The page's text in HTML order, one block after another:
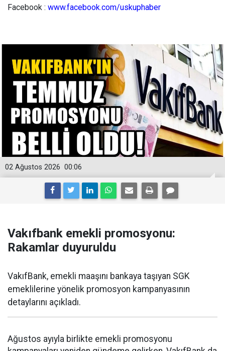
Facebook : www.facebook.com/uskuphaber
00:06
02 Ağustos 2026
Vakıfbank emekli promosyonu:
Rakamlar duyuruldu
VakıfBank, emekli maaşını bankaya taşıyan SGK
emeklilerine yönelik promosyon kampanyasının
detaylarını açıkladı.
Ağustos ayıyla birlikte emekli promosyonu